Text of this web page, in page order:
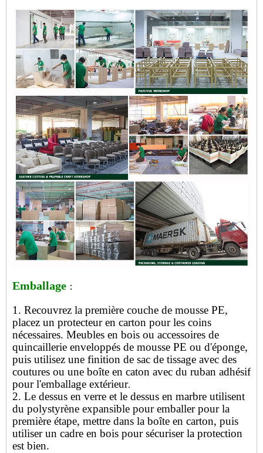
Emballage ：
1. Recouvrez la première couche de mousse PE,
placez un protecteur en carton pour les coins
nécessaires. Meubles en bois ou accessoires de
quincaillerie enveloppés de mousse PE ou d'éponge,
puis utilisez une finition de sac de tissage avec des
coutures ou une boîte en caton avec du ruban adhésif
pour l'emballage extérieur.
2. Le dessus en verre et le dessus en marbre utilisent
du polystyrène expansible pour emballer pour la
première étape, mettre dans la boîte en carton, puis
utiliser un cadre en bois pour sécuriser la protection
est bien.